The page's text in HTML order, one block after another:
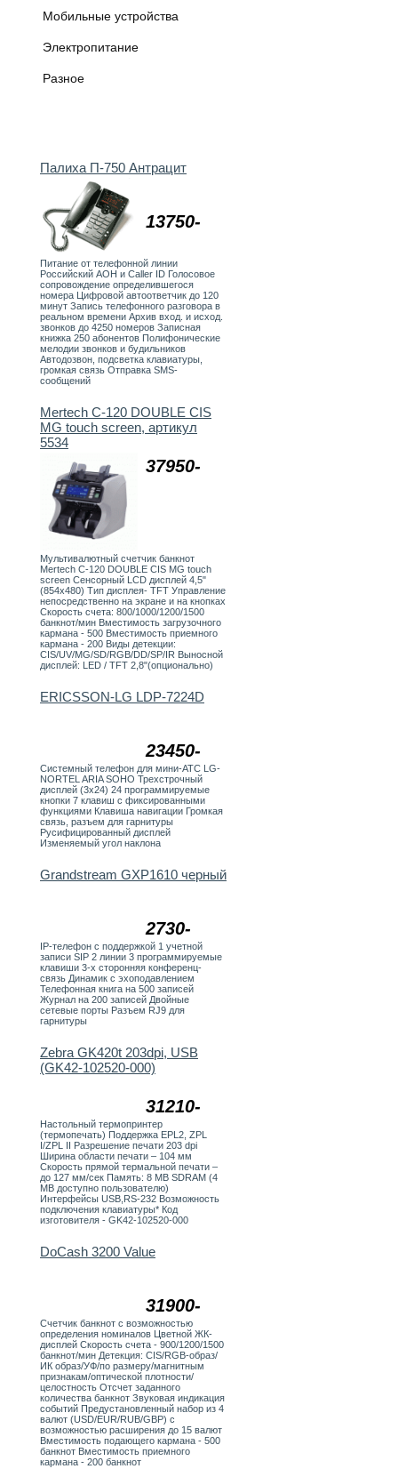
Мобильные устройства
Электропитание
Разное
13750-
Палиха П-750 Антрацит
Питание от телефонной линии
Российский АОН и Caller ID Голосовое
сопровождение определившегося
номера Цифровой автоответчик до 120
минут Запись телефонного разговора в
реальном времени Архив вход. и исход.
звонков до 4250 номеров Записная
книжка 250 абонентов Полифонические
мелодии звонков и будильников
Автодозвон, подсветка клавиатуры,
громкая связь Отправка SMS-
сообщений
37950-
Mertech C-120 DOUBLE CIS
MG touch screen, артикул
5534
Мультивалютный счетчик банкнот
Mertech C-120 DOUBLE CIS MG touch
screen Сенсорный LCD дисплей 4,5"
(854x480) Тип дисплея- TFT Управление
непосредственно на экране и на кнопках
Скорость счета: 800/1000/1200/1500
банкнот/мин Вместимость загрузочного
кармана - 500 Вместимость приемного
кармана - 200 Виды детекции:
CIS/UV/MG/SD/RGB/DD/SP/IR Выносной
дисплей: LED / TFT 2,8"(опционально)
23450-
ERICSSON-LG LDP-7224D
Системный телефон для мини-АТС LG-
NORTEL ARIA SOHO Трехстрочный
дисплей (3х24) 24 программируемые
кнопки 7 клавиш с фиксированными
функциями Клавиша навигации Громкая
связь, разъем для гарнитуры
Русифицированный дисплей
Изменяемый угол наклона
2730-
Grandstream GXP1610 черный
IP-телефон c поддержкой 1 учетной
записи SIP 2 линии 3 программируемые
клавиши 3-х сторонняя конференц-
связь Динамик с эхоподавлением
Телефонная книга на 500 записей
Журнал на 200 записей Двойные
сетевые порты Разъем RJ9 для
гарнитуры
31210-
Zebra GK420t 203dpi, USB
(GK42-102520-000)
Настольный термопринтер
(термопечать) Поддержка EPL2, ZPL
I/ZPL II Разрешение печати 203 dpi
Ширина области печати – 104 мм
Скорость прямой термальной печати –
до 127 мм/сек Память: 8 MB SDRAM (4
MB доступно пользователю)
Интерфейсы USB,RS-232 Возможность
подключения клавиатуры* Код
изготовителя - GK42-102520-000
31900-
DoCash 3200 Value
Счетчик банкнот с возможностью
определения номиналов Цветной ЖК-
дисплей Скорость счета - 900/1200/1500
банкнот/мин Детекция: CIS/RGB-образ/
ИК образ/УФ/по размеру/магнитным
признакам/оптической плотности/
целостность Отсчет заданного
количества банкнот Звуковая индикация
событий Предустановленный набор из 4
валют (USD/EUR/RUB/GBP) с
возможностью расширения до 15 валют
Вместимость подающего кармана - 500
банкнот Вместимость приемного
кармана - 200 банкнот